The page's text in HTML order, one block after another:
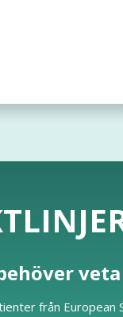
veta
från